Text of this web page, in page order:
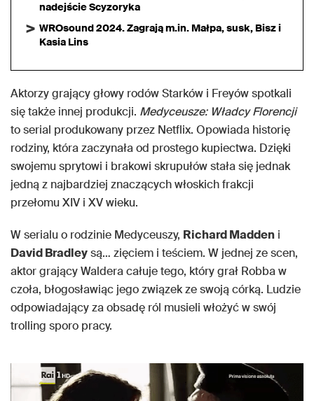
nadejście Scyzoryka
WROsound 2024. Zagrają m.in. Małpa, susk, Bisz i
Kasia Lins
Aktorzy grający głowy rodów Starków i Freyów spotkali
się także innej produkcji. Medyceusze: Władcy Florencji
to serial produkowany przez Netflix. Opowiada historię
rodziny, która zaczynała od prostego kupiectwa. Dzięki
swojemu sprytowi i brakowi skrupułów stała się jednak
jedną z najbardziej znaczących włoskich frakcji
przełomu XIV i XV wieku.
W serialu o rodzinie Medyceuszy, Richard Madden i
David Bradleysą… zięciem i teściem. W jednej ze scen,
aktor grający Waldera całuje tego, który grał Robba w
czoła, błogosławiąc jego związek ze swoją córką. Ludzie
odpowiadający za obsadę ról musieli włożyć w swój
trolling sporo pracy.